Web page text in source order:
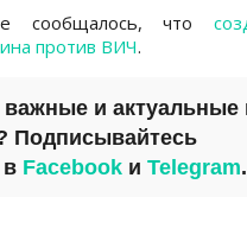
сообщалось, что
против ВИЧ.
важные и актуальные
Подписывайтесь
в Facebook и Telegram.